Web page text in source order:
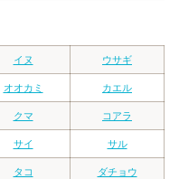
イヌ ウサギ
オオカミ カエル
クマ コアラ
サイ サル
タコ ダチョウ